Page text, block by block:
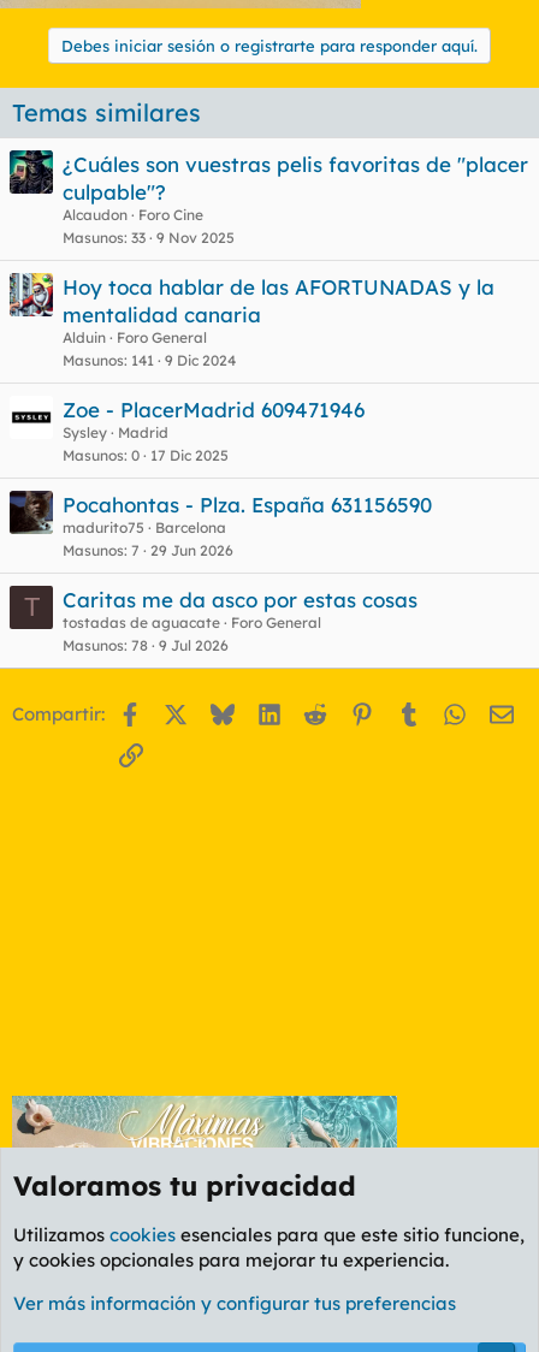
Debes iniciar sesión o registrarte para responder aquí.
Temas similares
¿Cuáles son vuestras pelis favoritas de "placer
culpable"?
Alcaudon
Foro Cine
Masunos 33 9 Nov 2025
Hoy toca hablar de las AFORTUNADAS y la
mentalidad canaria
Alduin
Foro General
Masunos 141 9 Dic 2024
Zoe - PlacerMadrid 609471946
Sysley
Madrid
Masunos 0 17 Dic 2025
Pocahontas - Plza. España 631156590
madurito75
Barcelona
Masunos 7 29 Jun 2026
T Caritas me da asco por estas cosas
tostadas de aguacate
Foro General
Masunos 78 9 Jul 2026
Compartir: Facebook BlueskyLinkedIn
Reddit Pinterest
Tumblr
Enlace
Foro General
Cookies
PL OLDSTYLE AMARILLO
Valoramos tu privacidad
Utilizamos cookies esenciales para que este sitio funcione,
y cookies opcionales para mejorar tu experiencia.
Ver más información y configurar tus preferencias